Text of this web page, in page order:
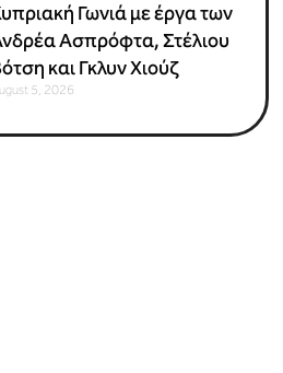
Γωνιά με έργα των
Ασπρόφτα, Στέλιου
και Γκλυν Χιούζ
5, 2026